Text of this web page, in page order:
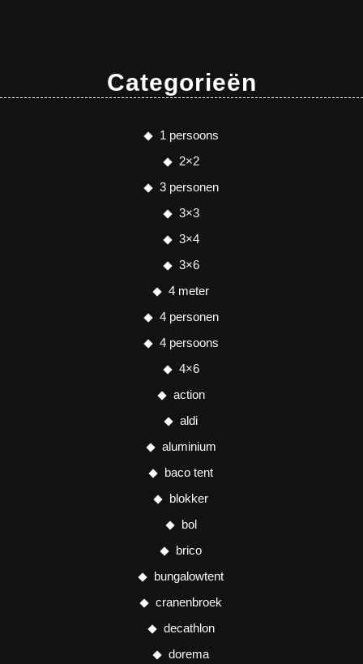
Categorieën
1 persoons
2×2
3 personen
3×3
3×4
3×6
4 meter
4 personen
4 persoons
4×6
action
aldi
aluminium
baco tent
blokker
bol
brico
bungalowtent
cranenbroek
decathlon
dorema